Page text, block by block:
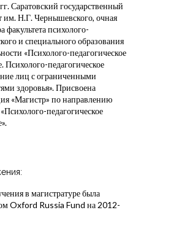
Томатиса
ПОЛЯРИС
ЛАРЧИК
05-18
Саратовский государственный
им. Н.Г. Чернышевского, очная
факультета психолого-
и специального образования
«Психолого-педагогическое
Психолого-педагогическое
лиц с ограниченными
здоровья». Присвоена
«Магистр» по направлению
педагогическое
в магистратуре была
Oxford Russia Fund на 2012-